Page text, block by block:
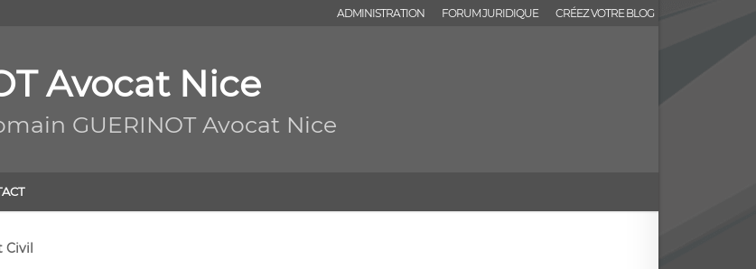
ADMINISTRATION FORUM JURIDIQUE CRÉEZ VOTRE BLOG
Avocat Nice
GUERINOT Avocat Nice
Civil